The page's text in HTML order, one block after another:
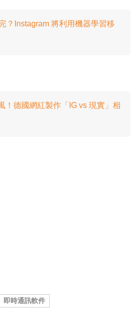
？Instagram 將利用機器學習移
！德國網紅製作「IG vs 現實」相
即時通訊軟件